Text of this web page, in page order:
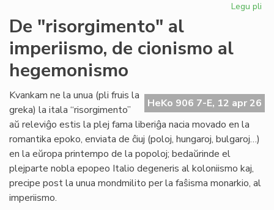
Legu pli
De "risorgimento" al
imperiismo, de cionismo al
hegemonismo
HeKo 906 7-E, 12 apr 26
Kvankam ne la unua (pli fruis la
greka) la itala “risorgimento”
aŭ releviĝo estis la plej fama liberiĝa nacia movado en la
romantika epoko, enviata de ĉiuj (poloj, hungaroj, bulgaroj…)
en la eŭropa printempo de la popoloj; bedaŭrinde el
plejparte nobla epopeo Italio degeneris al koloniismo kaj,
precipe post la unua mondmilito per la faŝisma monarkio, al
imperiismo.